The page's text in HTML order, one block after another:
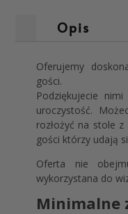
Opis
Oferujemy
gości.
Podziękujecie
uroczystość.
rozłożyć na stole
gości którzy udają
Oferta nie
wykorzystana do
Minimalne